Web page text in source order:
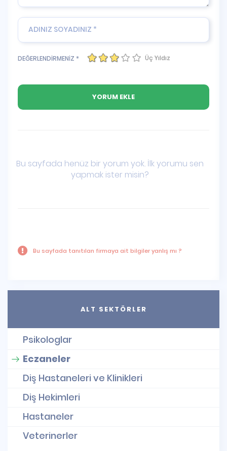
DEĞERLENDİRMENİZ * Üç Yıldız
Bu sayfada henüz bir yorum yok. İlk yorumu sen
yapmak ister misin?
Bu sayfada tanıtılan firmaya ait bilgiler yanlış mı ?
ALT SEKTÖRLER
Psikologlar
Eczaneler
Diş Hastaneleri ve Klinikleri
Diş Hekimleri
Hastaneler
Veterinerler